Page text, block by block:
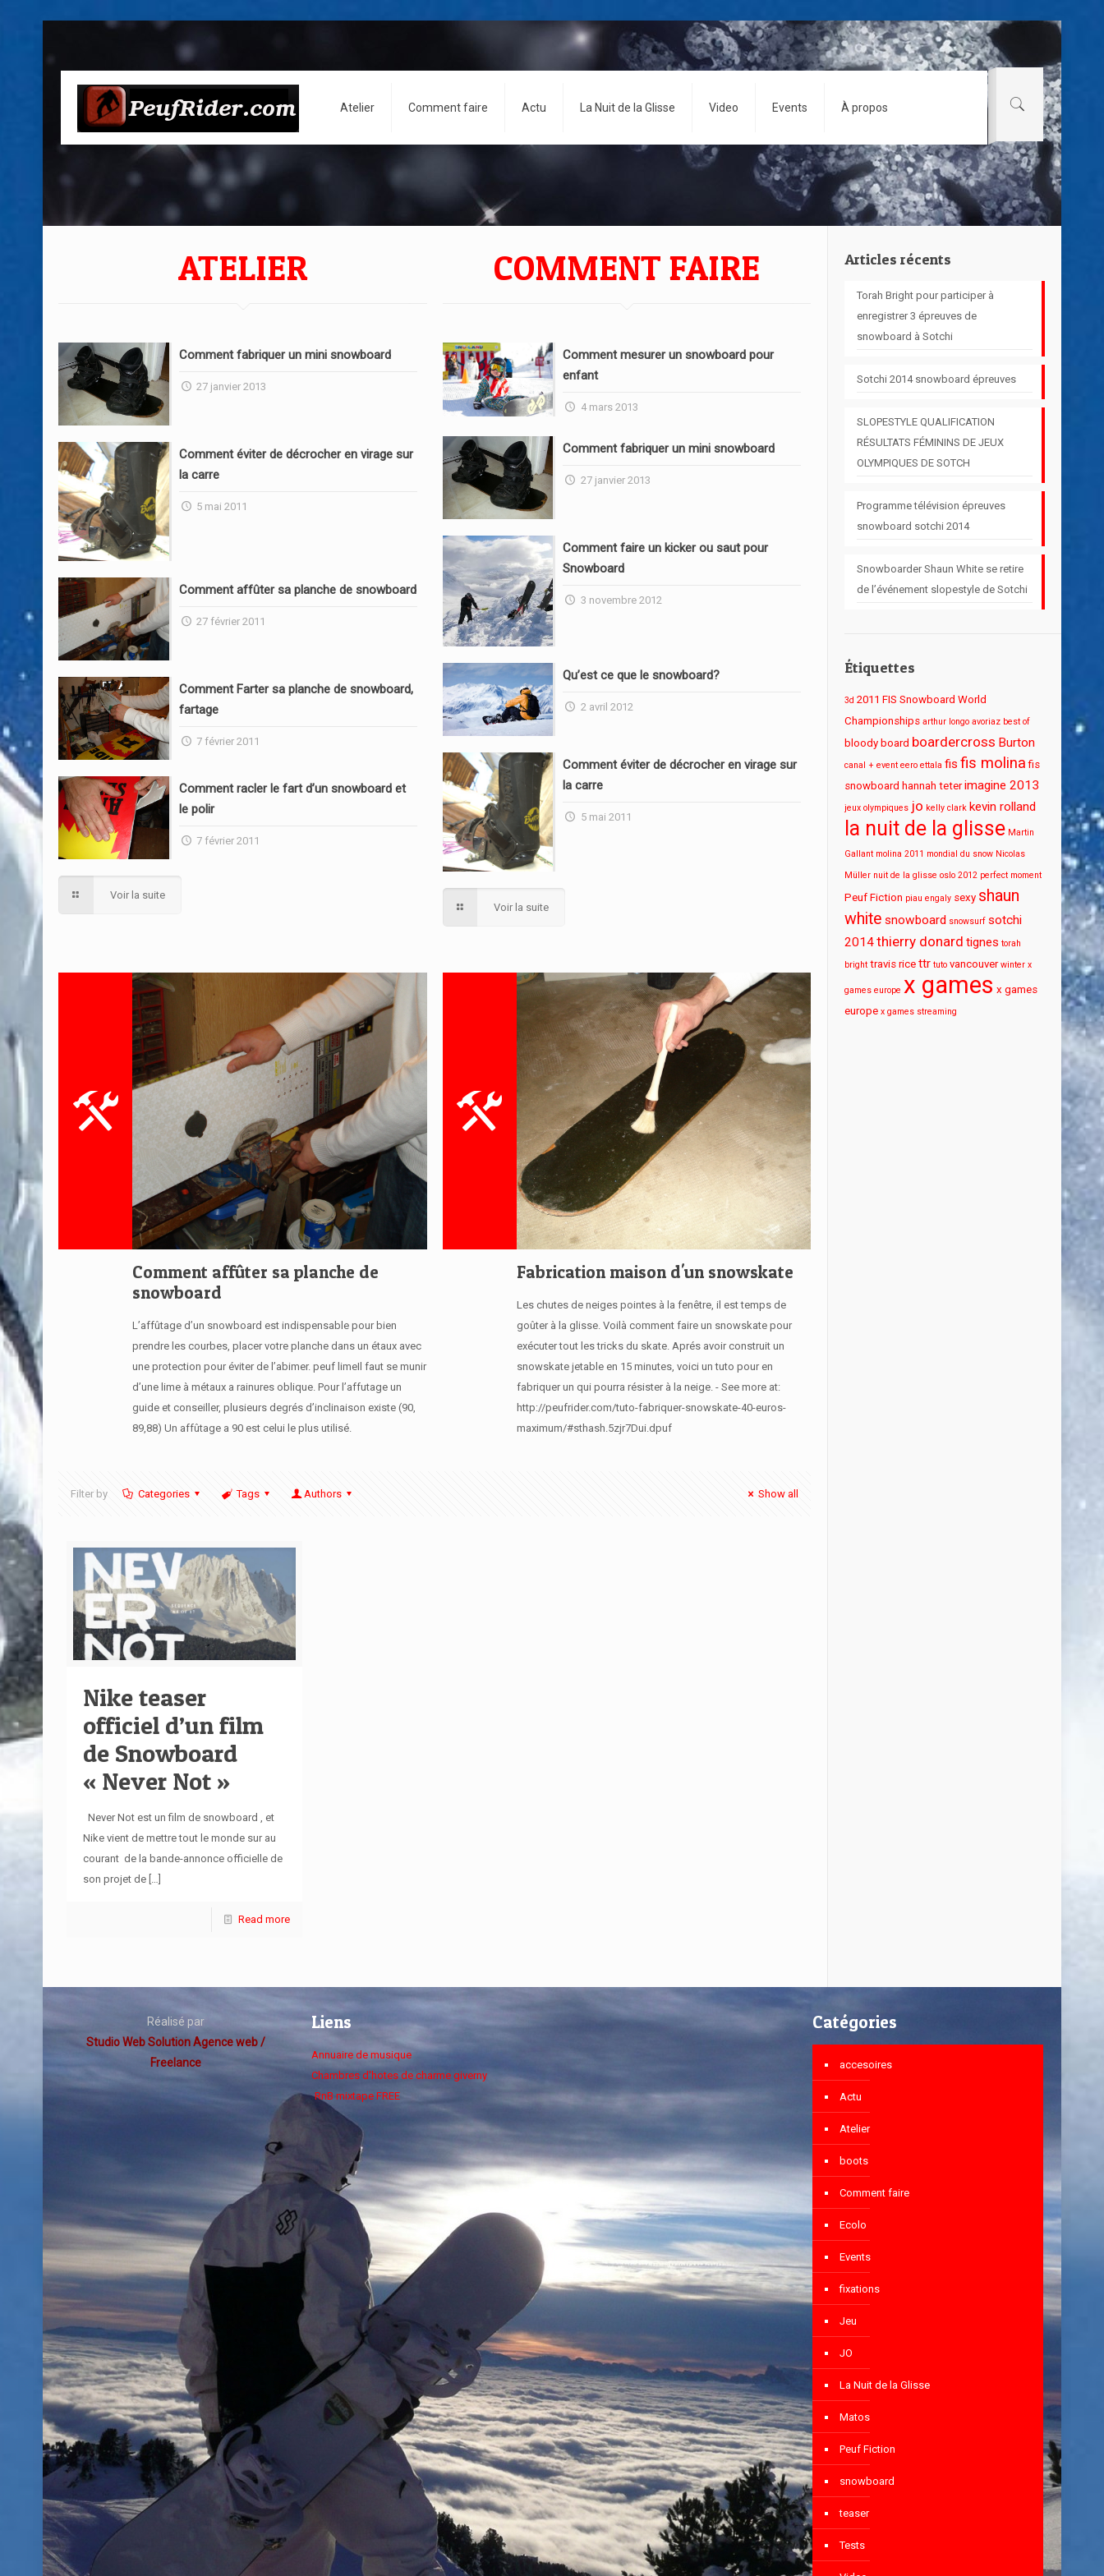
Atelier Comment faire Actu La Nuit de la Glisse Video Events À propos
ATELIER COMMENT FAIRE
Comment fabriquer un mini snowboard
27 janvier 2013
Comment éviter de décrocher en virage sur
la carre
5 mai 2011
Comment affûter sa planche de snowboard
27 février 2011
Comment Farter sa planche de snowboard,
fartage
7 février 2011
Comment racler le fart d’un snowboard et
le polir
7 février 2011
Voir la suite
Comment mesurer un snowboard pour
enfant
4 mars 2013
Comment fabriquer un mini snowboard
27 janvier 2013
Comment faire un kicker ou saut pour
Snowboard
3 novembre 2012
Qu’est ce que le snowboard?
2 avril 2012
Comment éviter de décrocher en virage sur
la carre
5 mai 2011
Voir la suite
Comment affûter sa planche de
snowboard
L’affûtage d’un snowboard est indispensable pour bien
prendre les courbes, placer votre planche dans un étaux avec
une protection pour éviter de l’abimer. peuf limeIl faut se munir
d’une lime à métaux a rainures oblique. Pour l’affutage un
guide et conseiller, plusieurs degrés d’inclinaison existe (90,
89,88) Un affûtage a 90 est celui le plus utilisé.
Fabrication maison d'un snowskate
Les chutes de neiges pointes à la fenêtre, il est temps de
goûter à la glisse. Voilà comment faire un snowskate pour
exécuter tout les tricks du skate. Aprés avoir construit un
snowskate jetable en 15 minutes, voici un tuto pour en
fabriquer un qui pourra résister à la neige. - See more at:
http://peufrider.com/tuto-fabriquer-snowskate-40-euros-
maximum/#sthash.5zjr7Dui.dpuf
Filter by Categories Tags Authors Show all
Nike teaser
officiel d’un film
de Snowboard
« Never Not »
Never Not est un film de snowboard , et
Nike vient de mettre tout le monde sur au
courant de la bande-annonce officielle de
son projet de[…]
Read more
Articles récents
Torah Bright pour participer à
enregistrer 3 épreuves de
snowboard à Sotchi
Sotchi 2014 snowboard épreuves
SLOPESTYLE QUALIFICATION
RÉSULTATS FÉMININS DE JEUX
OLYMPIQUES DE SOTCH
Programme télévision épreuves
snowboard sotchi 2014
Snowboarder Shaun White se retire
de l’événement slopestyle de Sotchi
Étiquettes
3d 2011 FIS Snowboard World
Championships arthur longo avoriaz best of
bloody board boardercross Burton
canal + event eero ettala fis fis molina fis
snowboard hannah teter imagine 2013
jeux olympiques jo kelly clark kevin rolland
la nuit de la glisse Martin
Gallant molina 2011 mondial du snow Nicolas
Müller nuit de la glisse oslo 2012 perfect moment
Peuf Fiction piau engaly sexy shaun
white snowboard snowsurf sotchi
2014thierry donard tignes torah
bright travis rice ttr tuto vancouver winter x
games europe x games x games
europe x games streaming
Réalisé par
Studio Web Solution Agence web /
Freelance
Liens
Annuaire de musique
Chambres d'hotes de charme giverny
RnB mixtape FREE
Catégories
accesoires
Actu
Atelier
boots
Comment faire
Ecolo
Events
fixations
Jeu
JO
La Nuit de la Glisse
Matos
Peuf Fiction
snowboard
teaser
Tests